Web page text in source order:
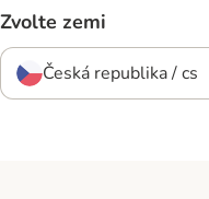
Zvolte zemi
Česká republika / cs